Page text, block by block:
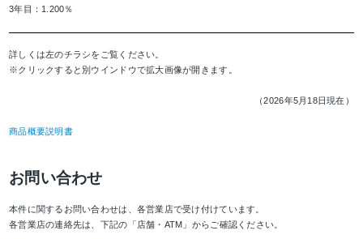
3年目：1.200％
詳しくは左のチラシをご覧ください。
※クリックすると別ウインドウで拡大画像が開きます。
（2026年5月 18日現在）
商品概要説明書
お問い合わせ
本件に関するお問い合わせは、各営業店で受け付けています。
各営業店の連絡先は、下記の「店舗・ATM」からご確認ください。